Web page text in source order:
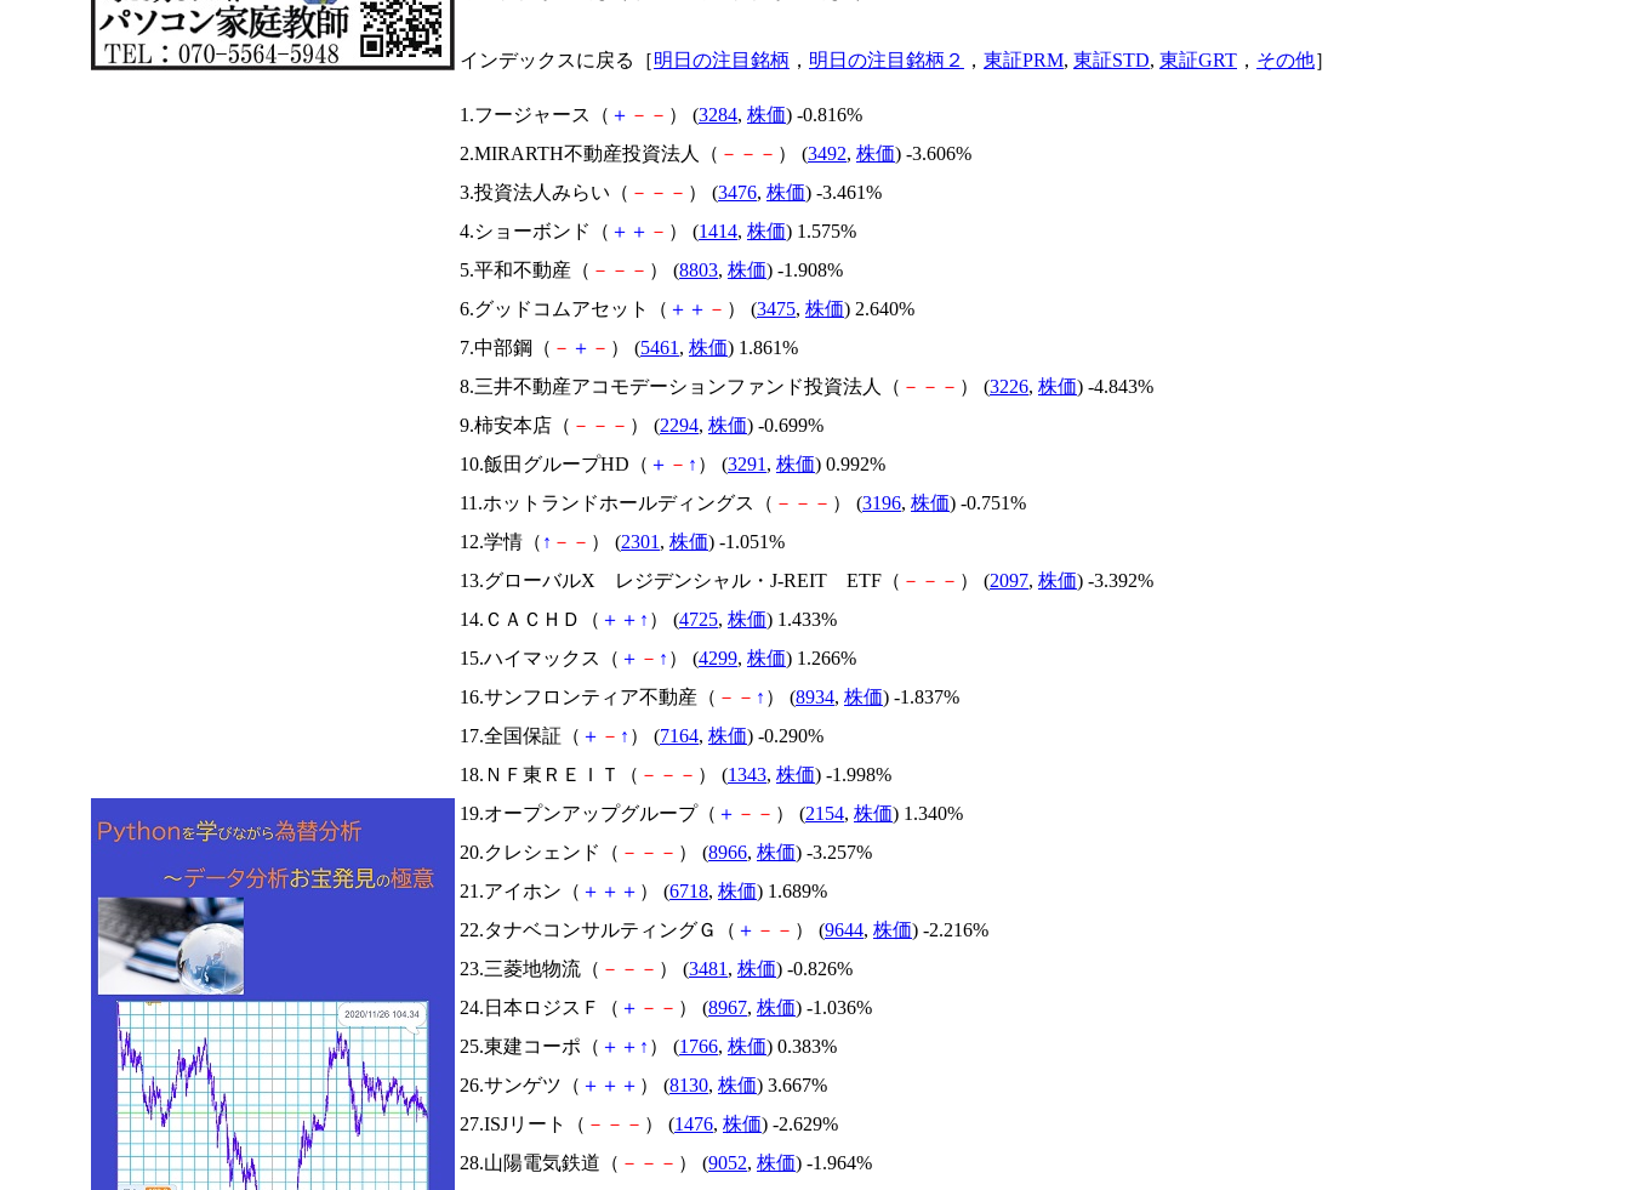
インデックスに戻る［明日の注目銘柄 ， 明日の注目銘柄２ ， 東証PRM, 東証STD, 東証GRT ， その他］
1.フージャース（ ＋ － － ） (3284, 株価) -0.816%
2.MIRARTH不動産投資法人（ － － － ） (3492, 株価) -3.606%
3.投資法人みらい（ － － － ） (3476, 株価) -3.461%
4.ショーボンド（ ＋ ＋ － ） (1414, 株価) 1.575%
5.平和不動産（ － － － ） (8803, 株価) -1.908%
6.グッドコムアセット（ ＋ ＋ － ） (3475, 株価) 2.640%
7.中部鋼（ － ＋ － ） (5461 , 株価) 1.861%
8.三井不動産アコモデーションファンド投資法人（ － － － ） (3226, 株価) -4.843%
9.柿安本店（ － － － ） (2294, 株価) -0.699%
10.飯田グループHD（ ＋ － ↑ ） (3291 , 株価) 0.992%
11.ホットランドホールディングス（ － － － ） (3196, 株価) -0.751%
12.学情（ ↑ － － ） (2301 , 株価) -1.051%
13.グローバルX レジデンシャル・J-REIT ETF（ － － － ） (2097, 株価) -3.392%
14.ＣＡＣＨＤ（ ＋ ＋ ↑ ） (4725, 株価) 1.433%
15.ハイマックス（ ＋ － ↑ ） (4299, 株価) 1.266%
16.サンフロンティア不動産（ － － ↑ ） (8934, 株価) -1.837%
17.全国保証（ ＋ － ↑ ） (7164, 株価) -0.290%
18.ＮＦ東ＲＥＩＴ（ － － － ） (1343, 株価) -1.998%
19.オープンアップグループ（ ＋ － － ） (2154, 株価) 1.340%
20.クレシェンド（ － － － ） (8966, 株価) -3.257%
21.アイホン（ ＋ ＋ ＋ ） (6718, 株価) 1.689%
22.タナベコンサルティングＧ（ ＋ － － ） (9644, 株価) -2.216%
23.三菱地物流（ － － － ） (3481 , 株価) -0.826%
24.日本ロジスＦ（ ＋ － － ） (8967, 株価) -1.036%
25.東建コーポ（ ＋ ＋ ↑ ） (1766, 株価) 0.383%
26.サンゲツ（ ＋ ＋ ＋ ） (8130, 株価) 3.667%
27.ISJリート（ － － － ） (1476, 株価) -2.629%
28.山陽電気鉄道（ － － － ） (9052, 株価) -1.964%